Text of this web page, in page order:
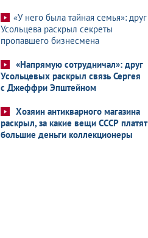
«У него была тайная семья»: друг
Усольцева раскрыл секреты
пропавшего бизнесмена
«Напрямую сотрудничал»: друг
Усольцевых раскрыл связь Сергея
с Джеффри Эпштейном
Хозяин антикварного магазина
раскрыл, за какие вещи СССР платят
большие деньги коллекционеры